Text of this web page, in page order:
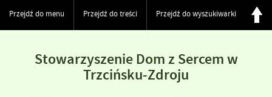
Przejdź do menu Przejdź do treści Przejdź do wyszukiwarki
Stowarzyszenie Dom z Sercem w
Trzcińsku-Zdroju